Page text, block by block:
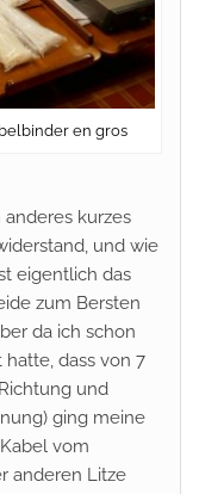
en gros
anderes kurzes
und wie
eigentlich das
zum Bersten
da ich schon
dass von 7
und
ging meine
vom
anderen Litze